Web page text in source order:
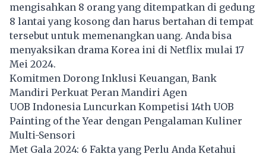
mengisahkan 8 orang yang ditempatkan di gedung
8 lantai yang kosong dan harus bertahan di tempat
tersebut untuk memenangkan uang. Anda bisa
menyaksikan drama Korea ini di Netflix mulai 17
Mei 2024.
Komitmen Dorong Inklusi Keuangan, Bank
Mandiri Perkuat Peran Mandiri Agen
UOB Indonesia Luncurkan Kompetisi 14th UOB
Painting of the Year dengan Pengalaman Kuliner
Multi-Sensori
Met Gala 2024: 6 Fakta yang Perlu Anda Ketahui